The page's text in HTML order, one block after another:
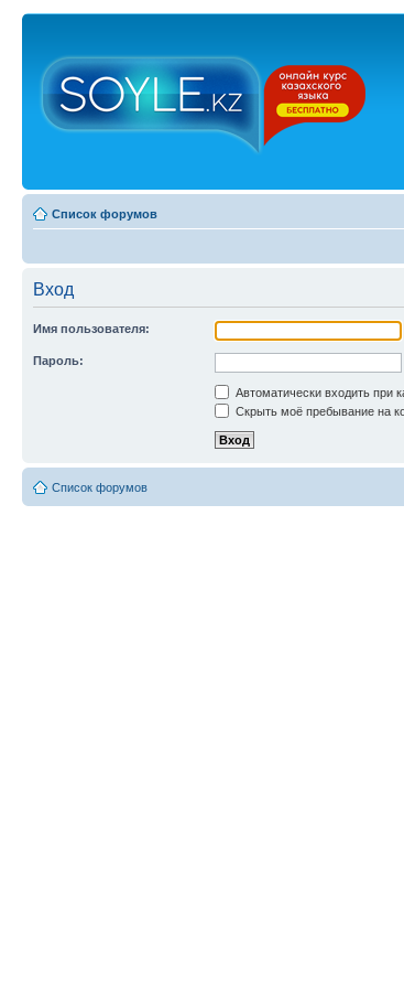
Список форумов
Вход
Имя пользователя:
Пароль:
Автоматически входить при
Скрыть моё пребывание на
Список форумов